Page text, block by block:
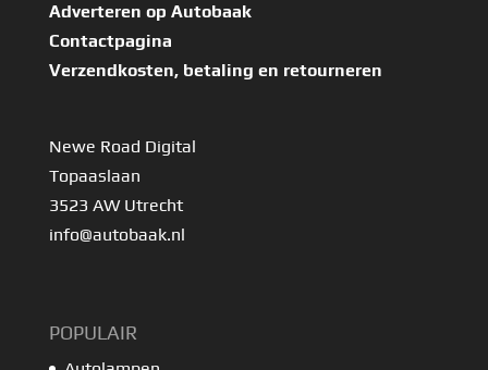
Adverteren op Autobaak
Contactpagina
Verzendkosten, betaling en retourneren
Newe Road Digital
Topaaslaan
3523 AW Utrecht
info@autobaak.nl
POPULAIR